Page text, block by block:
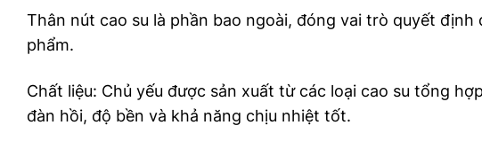
Thân nút cao su là phần bao ngoài, đóng vai trò quyết
phẩm.
Chất liệu: Chủ yếu được sản xuất từ các loại cao su tổng
đàn hồi, độ bền và khả năng chịu nhiệt tốt.